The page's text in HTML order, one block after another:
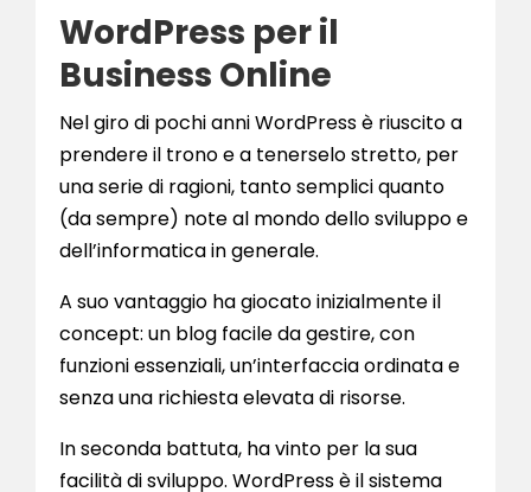
WordPress per il
Business Online
Nel giro di pochi anni WordPress è riuscito a
prendere il trono e a tenerselo stretto, per
una serie di ragioni, tanto semplici quanto
(da sempre) note al mondo dello sviluppo e
dell’informatica in generale.
A suo vantaggio ha giocato inizialmente il
concept: un blog facile da gestire, con
funzioni essenziali, un’interfaccia ordinata e
senza una richiesta elevata di risorse.
In seconda battuta, ha vinto per la sua
facilità di sviluppo. WordPress è il sistema